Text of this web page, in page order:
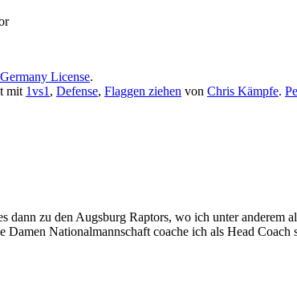
License.
mit 1vs1 , Defense, Flaggen ziehen von Chris Kämpfe.
zu den Augsburg Raptors, wo ich unter anderem
Nationalmannschaft coache ich als Head Coach